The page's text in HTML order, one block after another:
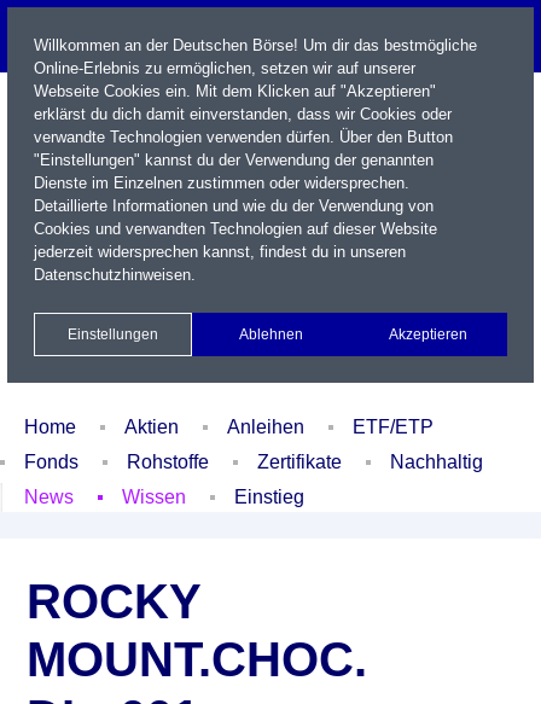
Name / WKN / ISIN / Kürzel
Xetra Realtime
Watchlist Portfolio Login
Home Aktien Anleihen
ETF/ETP
Fonds
Rohstoffe Zertifikate
Nachhaltig
News
Wissen Einstieg
ROCKY
MOUNT.CHOC.
Willkommen an der Deutschen Börse! Um dir das bestmögliche
Online-Erlebnis zu ermöglichen, setzen wir auf unserer
Webseite Cookies ein. Mit dem Klicken auf "Akzeptieren"
erklärst du dich damit einverstanden, dass wir Cookies oder
verwandte Technologien verwenden dürfen. Über den Button
"Einstellungen" kannst du der Verwendung der genannten
Dienste im Einzelnen zustimmen oder widersprechen.
Detaillierte Informationen und wie du der Verwendung von
Cookies und verwandten Technologien auf dieser Website
jederzeit widersprechen kannst, findest du in unseren
Datenschutzhinweisen.
Einstellungen Ablehnen Akzeptieren